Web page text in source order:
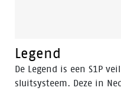
Legend
De Legend is een S1P
sluitsysteem. Deze in